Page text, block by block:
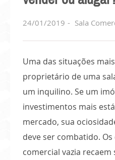
24/01/2019 Sala
Uma das situações
proprietário de uma
um inquilino. Se um
investimentos mais
mercado, sua
deve ser combatido.
comercial vazia